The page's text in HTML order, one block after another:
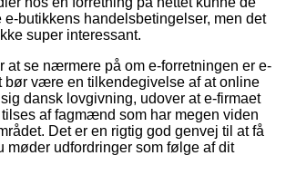
e-butikkens handelsbetingelser, men det
super interessant.
at se nærmere på om e-forretningen er e-
bør være en tilkendegivelse af at online
dansk lovgivning, udover at e-firmaet
af fagmænd som har megen viden
Det er en rigtig god genvej til at få
møder udfordringer som følge af dit